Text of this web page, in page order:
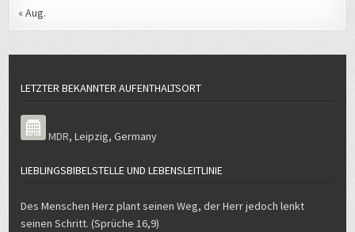
« Aug.
LETZTER BEKANNTER AUFENTHALTSORT
MDR,Leipzig,Germany
LIEBLINGSBIBELSTELLE UND LEBENSLEITLINIE
Des Menschen Herz plant seinen Weg, der Herr jedoch lenkt
seinen Schritt. (Sprüche 16,9)